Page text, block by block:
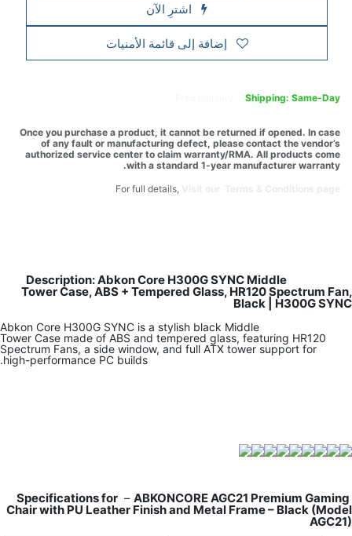
اشترِ الآن
إضافة إلى قائمة الأمنيات
Shipping: Same-Day
Once you purchase a product, it cannot be returned if opened. In case
of any fault or manufacturing defect, please contact the vendor’s
authorized service center to claim warranty/RMA. All products come
with a standard 1-year manufacturer warranty.
For full details,
Description: Abkon Core H300G SYNC Middle
Tower Case, ABS + Tempered Glass, HR120 Spectrum Fan,
Black | H300G SYNC
Abkon Core H300G SYNC is a stylish black Middle
Tower Case made of ABS and tempered glass, featuring HR120
Spectrum Fans, a side window, and full ATX tower support for
high-performance PC builds.
– ABKONCORE AGC21 Premium Gaming
Chair with PU Leather Finish and Metal Frame – Black (Model
AGC21)